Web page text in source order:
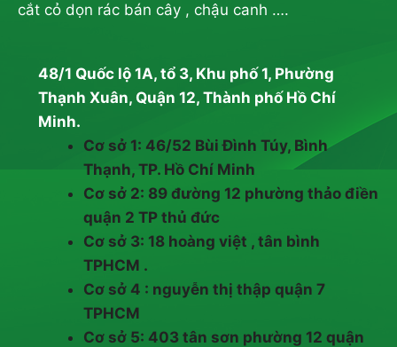
cắt cỏ dọn rác bán cây , chậu canh ….
48/1 Quốc lộ 1A, tổ 3, Khu phố 1, Phường
Thạnh Xuân, Quận 12, Thành phố Hồ Chí
Minh.
Cơ sở 1: 46/52 Bùi Đình Túy, Bình
Thạnh, TP. Hồ Chí Minh
Cơ sở 2: 89 đường 12 phường thảo điền
quận 2 TP thủ đức
Cơ sở 3: 18 hoàng việt , tân bình
TPHCM .
Cơ sở 4 : nguyễn thị thập quận 7
TPHCM
Cơ sở 5: 403 tân sơn phường 12 quận